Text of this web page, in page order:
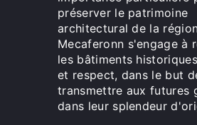
préserver le patrimoine
architectural de la
Mecaferonn s'engage à
les bâtiments
et respect, dans le but
transmettre aux futures
dans leur splendeur